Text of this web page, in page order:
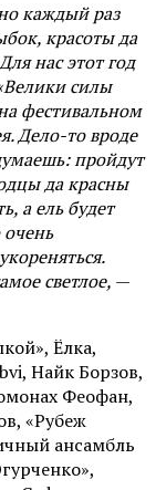
каждый раз
красоты да
нас этот год
силы
фестивальном
Дело-то вроде
пройдут
да красны
а ель будет
очень
светлое, —
Ёлка,
Найк Борзов,
Феофан,
«Рубеж
ансамбль